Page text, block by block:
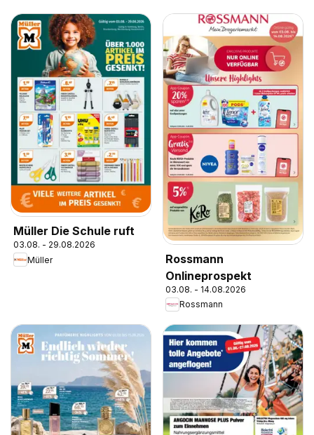
Müller Die Schule ruft
03.08. - 29.08.2026
Müller
Rossmann
Onlineprospekt
03.08. - 14.08.2026
Rossmann